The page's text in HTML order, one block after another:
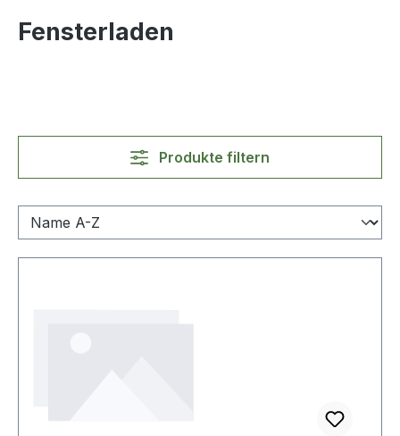
Fensterladen
Produkte filtern